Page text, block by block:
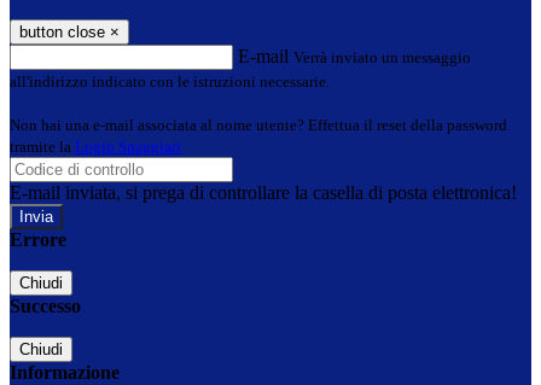
button close ×
E-mail Verrà inviato un messaggio
all'indirizzo indicato con le istruzioni necessarie.
Non hai una e-mail associata al nome utente? Effettua il reset della password
tramite la Login Spaggiari
E-mail inviata, si prega di controllare la casella di posta elettronica!
Errore
Chiudi
Successo
Chiudi
Informazione